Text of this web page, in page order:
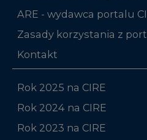
ARE - wydawca portalu
Zasady korzystania z
Kontakt
Rok 2025 na CIRE
Rok 2024 na CIRE
Rok 2023 na CIRE